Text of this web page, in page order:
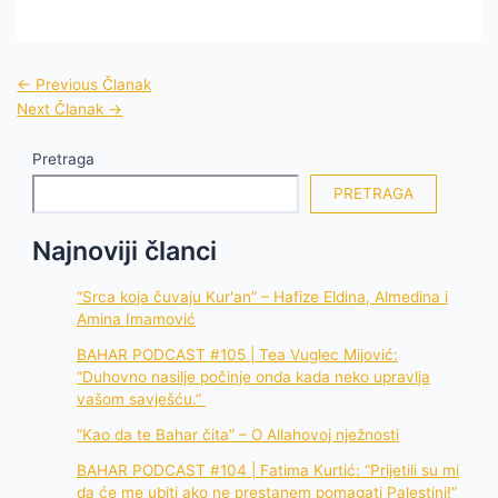
← Previous Članak
Next Članak →
Pretraga
PRETRAGA
Najnoviji članci
“Srca koja čuvaju Kur'an” – Hafize Eldina, Almedina i
Amina Imamović
BAHAR PODCAST #105 | Tea Vuglec Mijović:
“Duhovno nasilje počinje onda kada neko upravlja
vašom savješću.”
“Kao da te Bahar čita” – O Allahovoj nježnosti
BAHAR PODCAST #104 | Fatima Kurtić: “Prijetili su mi
da će me ubiti ako ne prestanem pomagati Palestini!”